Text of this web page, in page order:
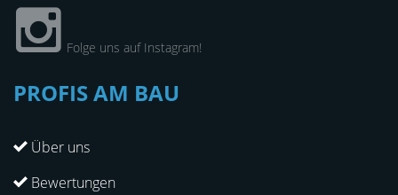
Folge uns auf Instagram!
PROFIS AM BAU
Über uns
Bewertungen